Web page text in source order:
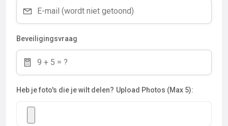
Beveiligingsvraag
Heb je foto's die je wilt delen? Upload Photos (Max 5):